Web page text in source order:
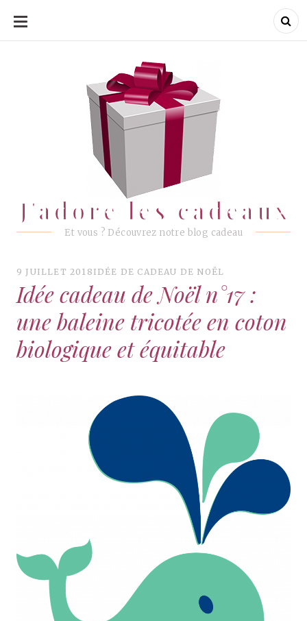
ALLER
CONTENU
J'adore les cadeaux
Et vous ? Découvrez notre blog cadeau
J'adore les cadeaux
9 JUILLET 2018 IDÉE DE CADEAU DE NOËL
Idée cadeau de Noël n°17 :
une baleine tricotée en coton
biologique et équitable